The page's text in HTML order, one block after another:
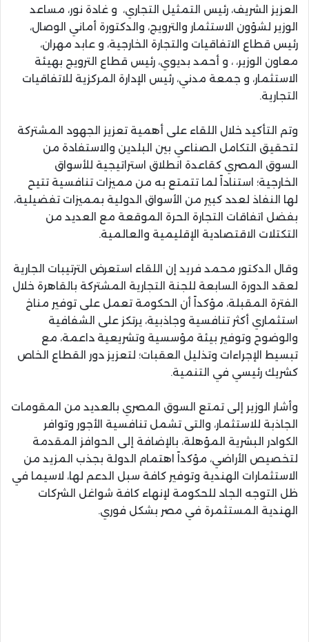
العزيز الشريف، رئيس التمثيل التجاري، و غادة نور، مساعد
الوزير لشؤون الاستثمار والترويج، والدكتورة أماني الوصال،
رئيس قطاع الاتفاقيات والتجارة الخارجية، و عابد مهران،
معاون الوزير، ، و أحمد بديوي، رئيس قطاع الترويج بهيئة
الاستثمار، و جمعة مدني، رئيس الإدارة المركزية للاتفاقيات
التجارية.
​وتم التأكيد خلال اللقاء على أهمية تعزيز الجهود المشتركة
لتحقيق التكامل الصناعي بين البلدين والاستفادة من
السوق المصري كقاعدة انطلاق استراتيجية للأسواق
الخارجية؛ استناداً لما تتمتع به من مميزات تنافسية تتيح
لها النفاذ لعدد كبير من الأسواق الدولية بمميزات تفضيلية،
بفضل اتفاقات التجارة الحرة الموقعة مع العديد من
التكتلات الاقتصادية الإقليمية والعالمية.
​وقال الدكتور محمد فريد إن اللقاء استعرض الترتيبات الجارية
لعقد الدورة السابعة للجنة التجارية المشتركة بالقاهرة خلال
الفترة المقبلة، مؤكداً أن الحكومة تعمل على توفير مناخ
استثماري أكثر تنافسية وجاذبية، يرتكز على الشفافية
والوضوح وتوفير بيئة مؤسسية وتشريعية داعمة، مع
تبسيط الإجراءات وتذليل العقبات؛ لتعزيز دور القطاع الخاص
كشريك رئيسي في التنمية.
​وأشار الوزير إلى تمتع السوق المصري بالعديد من المقومات
الجاذبة للاستثمار، والتى تشمل تنافسية الأجور وتوافر
الكوادر البشرية المؤهلة، بالإضافة إلى الحوافز المقدمة
لتخصيص الأراضي، مؤكداً اهتمام الدولة بجذب المزيد من
الاستثمارات الهندية وتوفير كافة سبل الدعم لها، لاسيما في
ظل التوجه الجاد للحكومة لإنهاء كافة شواغل الشركات
الهندية المستثمرة في مصر بشكل فوري.